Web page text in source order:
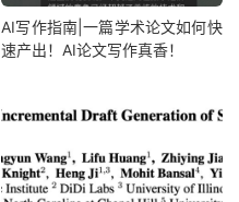
AI写作指南|一篇学术论文如何快
速产出！AI论文写作真香！